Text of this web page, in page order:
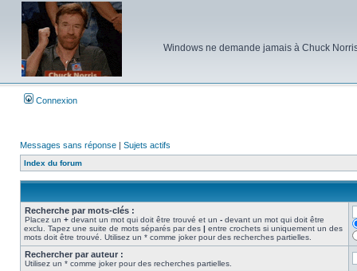
Windows ne demande jamais à Chuck
Connexion
Messages sans réponse | Sujets actifs
Index du forum
Recherche par mots-clés :
Placez un + devant un mot qui doit être trouvé et un - devant un mot qui doit être
exclu. Tapez une suite de mots séparés par des | entre crochets si uniquement un des
mots doit être trouvé. Utilisez un * comme joker pour des recherches partielles.
Rechercher par auteur :
Utilisez un * comme joker pour des recherches partielles.